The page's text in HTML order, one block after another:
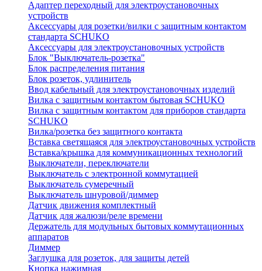
Адаптер переходный для электроустановочных
устройств
Аксессуары для розетки/вилки с защитным контактом
стандарта SCHUKO
Аксессуары для электроустановочных устройств
Блок "Выключатель-розетка"
Блок распределения питания
Блок розеток, удлинитель
Ввод кабельный для электроустановочных изделий
Вилка с защитным контактом бытовая SCHUKO
Вилка с защитным контактом для приборов стандарта
SCHUKO
Вилка/розетка без защитного контакта
Вставка светящаяся для электроустановочных устройств
Вставка/крышка для коммуникационных технологий
Выключатели, переключатели
Выключатель с электронной коммутацией
Выключатель сумеречный
Выключатель шнуровой/диммер
Датчик движения комплектный
Датчик для жалюзи/реле времени
Держатель для модульных бытовых коммутационных
аппаратов
Диммер
Заглушка для розеток, для защиты детей
Кнопка нажимная